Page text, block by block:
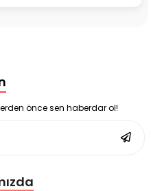
Flakon
Enerji Dengeleyici Topraklama
Enerji Dengeleyici Topraklama
önce sen haberdar ol!